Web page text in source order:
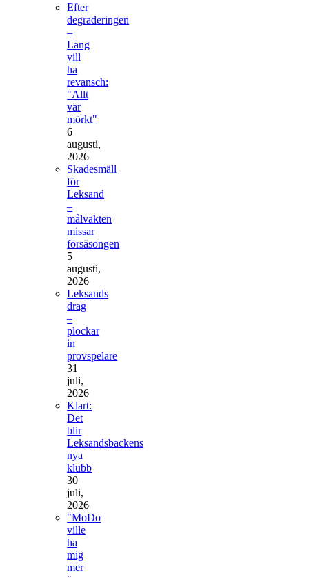
Efter
degraderingen
–
Lang
vill
ha
revansch:
"Allt
var
mörkt"
6
augusti,
2026
Skadesmäll
för
Leksand
–
målvakten
missar
försäsongen
5
augusti,
2026
Leksands
drag
–
plockar
in
provspelare
31
juli,
2026
Klart:
Det
blir
Leksandsbackens
nya
klubb
30
juli,
2026
"MoDo
ville
ha
mig
mer